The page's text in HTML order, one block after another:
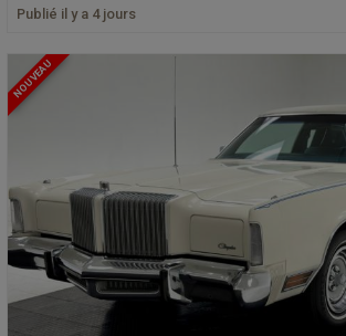
Publié il y a 4 jours
NOUVEAU